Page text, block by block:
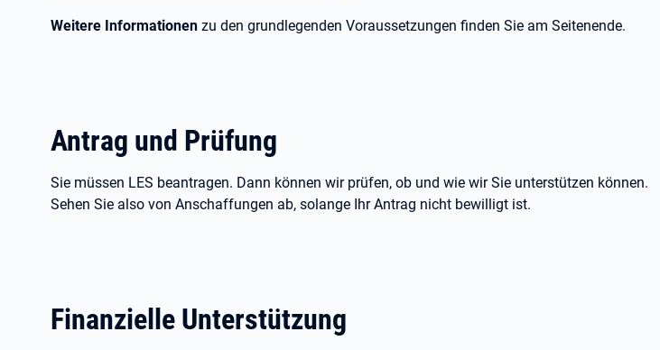
Weitere Informationen zu den grundlegenden Voraussetzungen finden Sie am Seitenende.
Antrag und Prüfung
Sie müssen LES beantragen. Dann können wir prüfen, ob und wie wir Sie unterstützen können.
Sehen Sie also von Anschaffungen ab, solange Ihr Antrag nicht bewilligt ist.
Finanzielle Unterstützung